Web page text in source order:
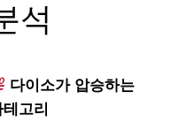
석
다이소가 압승하는
테고리